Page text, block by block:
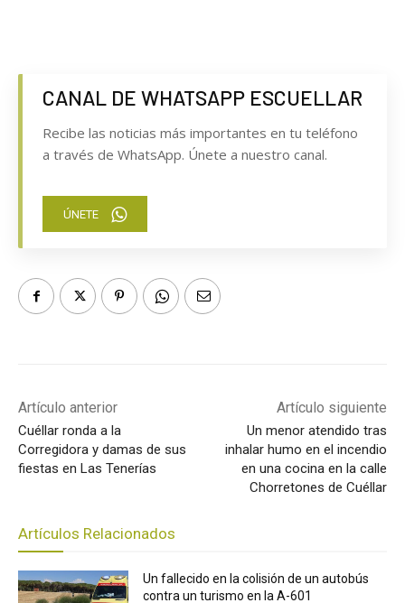
CANAL DE WHATSAPP ESCUELLAR
Recibe las noticias más importantes en tu teléfono
a través de WhatsApp. Únete a nuestro canal.
ÚNETE
Artículo anterior
Cuéllar ronda a la
Corregidora y damas de sus
fiestas en Las Tenerías
Artículo siguiente
Un menor atendido tras
inhalar humo en el incendio
en una cocina en la calle
Chorretones de Cuéllar
Artículos Relacionados
Un fallecido en la colisión de un autobús
contra un turismo en la A-601